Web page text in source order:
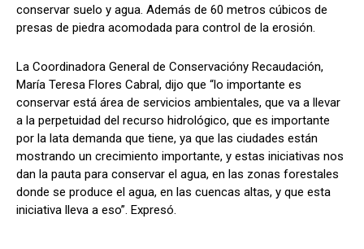
conservar suelo y agua. Además de 60 metros cúbicos de
presas de piedra acomodada para control de la erosión.
La Coordinadora General de Conservacióny Recaudación,
María Teresa Flores Cabral, dijo que “lo importante es
conservar está área de servicios ambientales, que va a llevar
a la perpetuidad del recurso hidrológico, que es importante
por la lata demanda que tiene, ya que las ciudades están
mostrando un crecimiento importante, y estas iniciativas nos
dan la pauta para conservar el agua, en las zonas forestales
donde se produce el agua, en las cuencas altas, y que esta
iniciativa lleva a eso”. Expresó.